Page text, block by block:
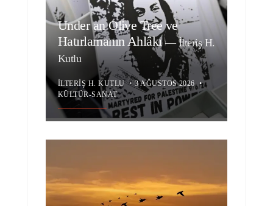
Under an Olive Tree ve
Hatırlamanın Ahlâkı—İlteriş H.
Kutlu
İLTERIŞ H. KUTLU • 3 AĞUSTOS 2026 •
KÜLTÜR-SANAT